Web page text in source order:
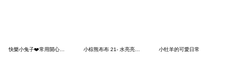
快樂小兔子❤️常用開心禮貌篇^❤️^ 小棕熊布布 21- 水亮亮、水潤Ｑ彈！ 小牡羊的可愛日常